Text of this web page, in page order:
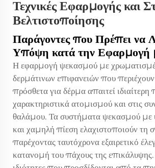
Τεχνικές Εφαρμογής και
Βελτιστοποίησης
Παράγοντες που Πρέπει να
Υπόψη κατά την Εφαρμογή
Η εφαρμογή ψεκασμού με
δερμάτινων επιφανειών που
πρόσθετα για δέρμα απαιτεί
χαρακτηριστικά ατομισμού και στις
θαλάμου. Τα συστήματα ψεκασμού με
και χαμηλή πίεση ελαχιστοποιούν τη
παρέχοντας ταυτόχρονα εξαιρετικό
κατανομή του πάχους της επικάλυψης.